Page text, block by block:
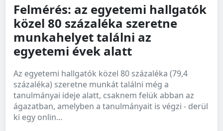
Felmérés: az egyetemi hallgatók
közel 80 százaléka szeretne
munkahelyet találni az
egyetemi évek alatt
Az egyetemi hallgatók közel 80 százaléka (79,4
százaléka) szeretne munkát találni még a
tanulmányai ideje alatt, csaknem felük abban az
ágazatban, amelyben a tanulmányait is végzi - derül
ki egy onlin...